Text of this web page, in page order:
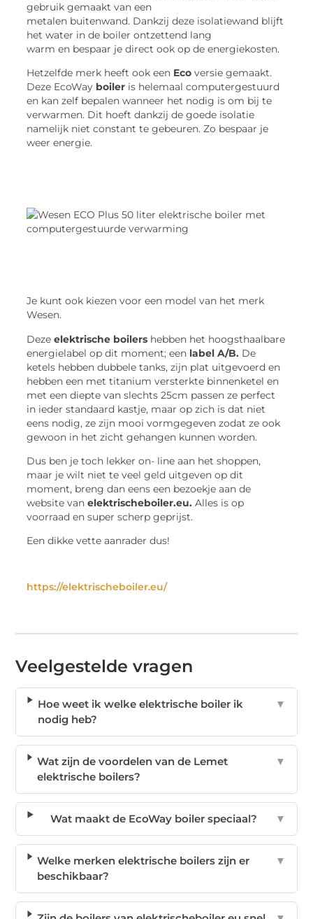
gebruik gemaakt van een
metalen buitenwand. Dankzij deze isolatiewand blijft
het water in de boiler ontzettend lang
warm en bespaar je direct ook op de energiekosten.
Hetzelfde merk heeft ook een Ecoversie gemaakt.
Deze EcoWay boiler is helemaal computergestuurd
en kan zelf bepalen wanneer het nodig is om bij te
verwarmen. Dit hoeft dankzij de goede isolatie
namelijk niet constant te gebeuren. Zo bespaar je
weer energie.
Je kunt ook kiezen voor een model van het merk
Wesen.
Dezeelektrische boilers hebben het hoogsthaalbare
energielabel op dit moment; een label A/B. De
ketels hebben dubbele tanks, zijn plat uitgevoerd en
hebben een met titanium versterkte binnenketel en
met een diepte van slechts 25cm passen ze perfect
in ieder standaard kastje, maar op zich is dat niet
eens nodig, ze zijn mooi vormgegeven zodat ze ook
gewoon in het zicht gehangen kunnen worden.
Dus ben je toch lekker on- line aan het shoppen,
maar je wilt niet te veel geld uitgeven op dit
moment, breng dan eens een bezoekje aan de
website vanelektrischeboiler.eu. Alles is op
voorraad en super scherp geprijst.
Een dikke vette aanrader dus!
https://elektrischeboiler.eu/
Veelgestelde vragen
Hoe weet ik welke elektrische boiler ik
nodig heb?
▼
Wat zijn de voordelen van de Lemet
elektrische boilers?
▼
Wat maakt de EcoWay boiler speciaal? ▼
Welke merken elektrische boilers zijn er
beschikbaar?
▼